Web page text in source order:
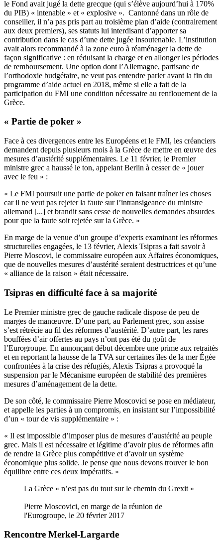
le Fond avait jugé la dette grecque (qui s’élève aujourd’hui à 170%
du PIB) « intenable » et « explosive ». Cantonné dans un rôle de
conseiller, il n’a pas pris part au troisième plan d’aide (contrairement
aux deux premiers), ses statuts lui interdisant d’apporter sa
contribution dans le cas d’une dette jugée insoutenable. L’institution
avait alors recommandé à la zone euro à réaménager la dette de
façon significative : en réduisant la charge et en allonger les périodes
de remboursement. Une option dont l’Allemagne, partisane de
l’orthodoxie budgétaire, ne veut pas entendre parler avant la fin du
programme d’aide actuel en 2018, même si elle a fait de la
participation du FMI une condition nécessaire au renflouement de la
Grèce.
« Partie de poker »
Face à ces divergences entre les Européens et le FMI, les créanciers
demandent depuis plusieurs mois à la Grèce de mettre en œuvre des
mesures d’austérité supplémentaires. Le 11 février, le Premier
ministre grec a haussé le ton, appelant Berlin à cesser de « jouer
avec le feu » :
« Le FMI poursuit une partie de poker en faisant traîner les choses
car il ne veut pas rejeter la faute sur l’intransigeance du ministre
allemand [...] et brandit sans cesse de nouvelles demandes absurdes
pour que la faute soit rejetée sur la Grèce. »
En marge de la venue d’un groupe d’experts examinant les réformes
structurelles engagées, le 13 février, Alexis Tsipras a fait savoir à
Pierre Moscovi, le commissaire européen aux Affaires économiques,
que de nouvelles mesures d’austérité seraient destructrices et qu’une
« alliance de la raison » était nécessaire.
Tsipras en difficulté face à sa majorité
Le Premier ministre grec de gauche radicale dispose de peu de
marges de manœuvre. D’une part, au Parlement grec, son assise
s’est rétrécie au fil des réformes d’austérité. D’autre part, les rares
bouffées d’air offertes au pays n’ont pas été du goût de
l’Eurogroupe. En annonçant début décembre une prime aux retraités
et en reportant la hausse de la TVA sur certaines îles de la mer Égée
confrontées à la crise des réfugiés, Alexis Tsipras a provoqué la
suspension par le Mécanisme européen de stabilité des premières
mesures d’aménagement de la dette.
De son côté, le commissaire Pierre Moscovici se pose en médiateur,
et appelle les parties à un compromis, en insistant surl’impossibilité
d’un « tour de vis supplémentaire » :
« Il est impossible d’imposer plus de mesures d’austérité au peuple
grec. Mais il est nécessaire et légitime d’avoir plus de réformes afin
de rendre la Grèce plus compétitive et d’avoir un système
économique plus solide. Je pense que nous devons trouver le bon
équilibre entre ces deux impératifs. »
La Grèce « n’est pas du tout sur le chemin du Grexit »
Pierre Moscovici, en marge de la réunion de
l'Eurogroupe, le 20 février 2017
Rencontre Merkel-Largarde